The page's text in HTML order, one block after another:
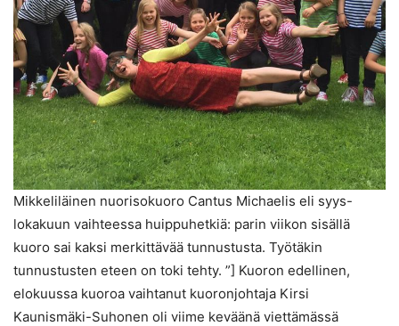
Mikkeliläinen nuorisokuoro Cantus Michaelis eli syys-
lokakuun vaihteessa huippuhetkiä: parin viikon sisällä
kuoro sai kaksi merkittävää tunnustusta. Työtäkin
tunnustusten eteen on toki tehty. ”] Kuoron edellinen,
elokuussa kuoroa vaihtanut kuoronjohtaja Kirsi
Kaunismäki-Suhonen oli viime keväänä viettämässä